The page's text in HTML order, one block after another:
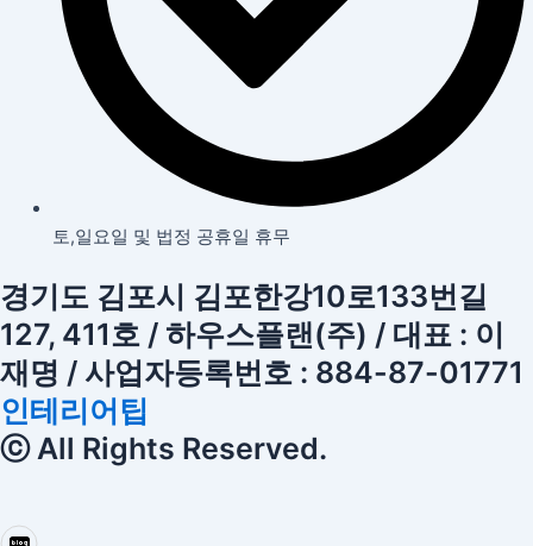
토,일요일 및 법정 공휴일 휴무
경기도 김포시 김포한강10로133번길
127, 411호 / 하우스플랜(주) / 대표 : 이
재명 / 사업자등록번호 : 884-87-01771
인테리어팁
ⓒ All Rights Reserved.